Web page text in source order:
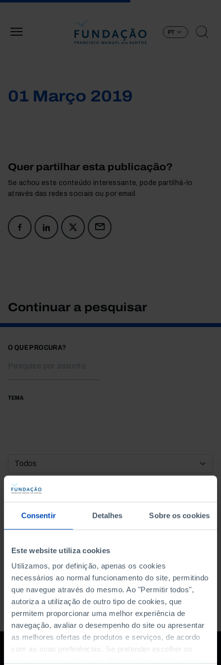
Consentir Detalhes Sobre os cookies
Este website utiliza cookies
Utilizamos, por definição, apenas os cookies
necessários ao normal funcionamento do site, permitindo
que navegue através do mesmo. Ao "Permitir todos",
autoriza a utilização de outro tipo de cookies, que
permitem proporcionar uma melhor experiência de
navegação, avaliar o desempenho do site ou apresentar
as melhores ofertas de produtos e serviços, de acordo
com as suas preferências. Se pretender escolher os
PT
01 Março 2019
Quer partilhar esta publicação?
Se achou este conteúdo interessante, pode partilhá-lo
através das redes sociais ou por email.
Continuar a pesquisar
O QUE PROCURA?
TEMA
DATA DE INÍCIO
DATA DE FIM